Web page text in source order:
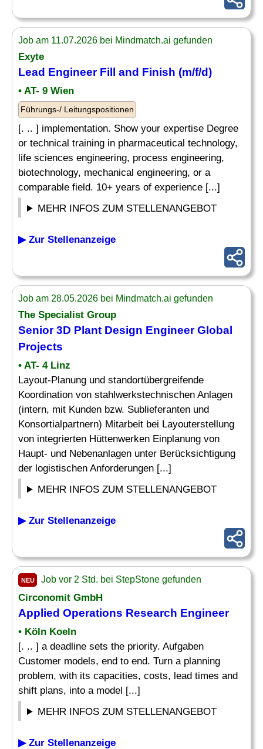
Job am 11.07.2026 bei Mindmatch.ai gefunden
Exyte
Lead Engineer Fill and Finish (m/f/d)
• AT- 9 Wien
Führungs-/ Leitungspositionen
[. .. ] implementation. Show your expertise Degree
or technical training in pharmaceutical technology,
life sciences engineering, process engineering,
biotechnology, mechanical engineering, or a
comparable field. 10+ years of experience [...]
MEHR INFOS ZUM STELLENANGEBOT
▶ Zur Stellenanzeige
Job am 28.05.2026 bei Mindmatch.ai gefunden
The Specialist Group
Senior 3D Plant Design Engineer Global
Projects
• AT- 4 Linz
Layout-Planung und standortübergreifende
Koordination von stahlwerkstechnischen Anlagen
(intern, mit Kunden bzw. Sublieferanten und
Konsortialpartnern) Mitarbeit bei Layouterstellung
von integrierten Hüttenwerken Einplanung von
Haupt- und Nebenanlagen unter Berücksichtigung
der logistischen Anforderungen [...]
MEHR INFOS ZUM STELLENANGEBOT
▶ Zur Stellenanzeige
NEU Job vor 2 Std. bei StepStone gefunden
Circonomit GmbH
Applied Operations Research Engineer
• Köln Koeln
[. .. ] a deadline sets the priority. Aufgaben
Customer models, end to end. Turn a planning
problem, with its capacities, costs, lead times and
shift plans, into a model [...]
MEHR INFOS ZUM STELLENANGEBOT
▶ Zur Stellenanzeige